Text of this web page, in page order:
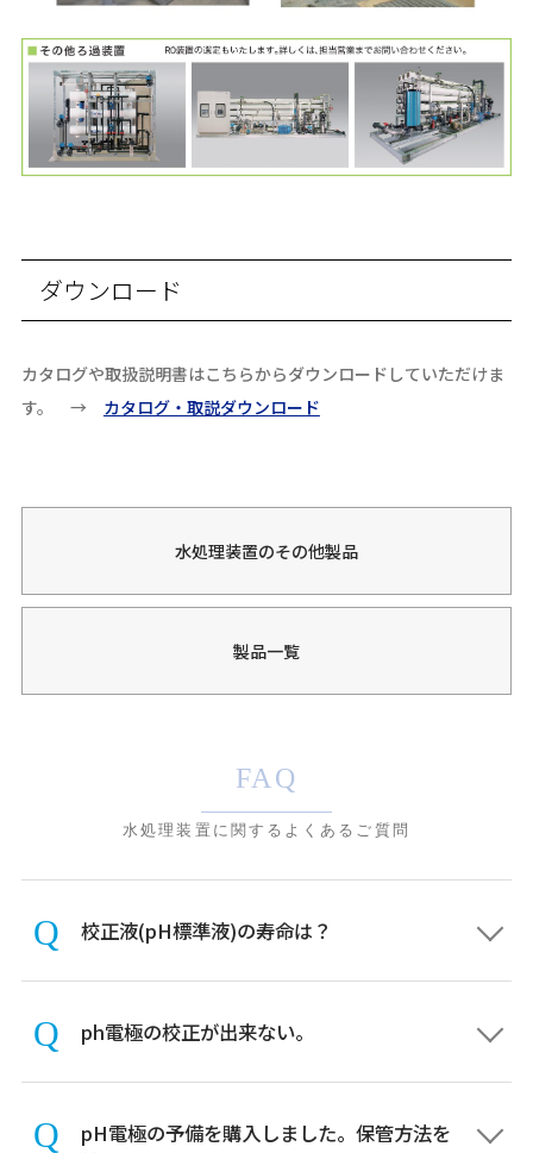
ダウンロード
カタログや取扱説明書はこちらからダウンロードしていただけま
す。 → カタログ・取説ダウンロード
水処理装置のその他製品
製品一覧
FAQ
水処理装置に関するよくあるご質問
校正液(pH標準液)の寿命は？
ph電極の校正が出来ない。
pH電極の予備を購入しました。保管方法を